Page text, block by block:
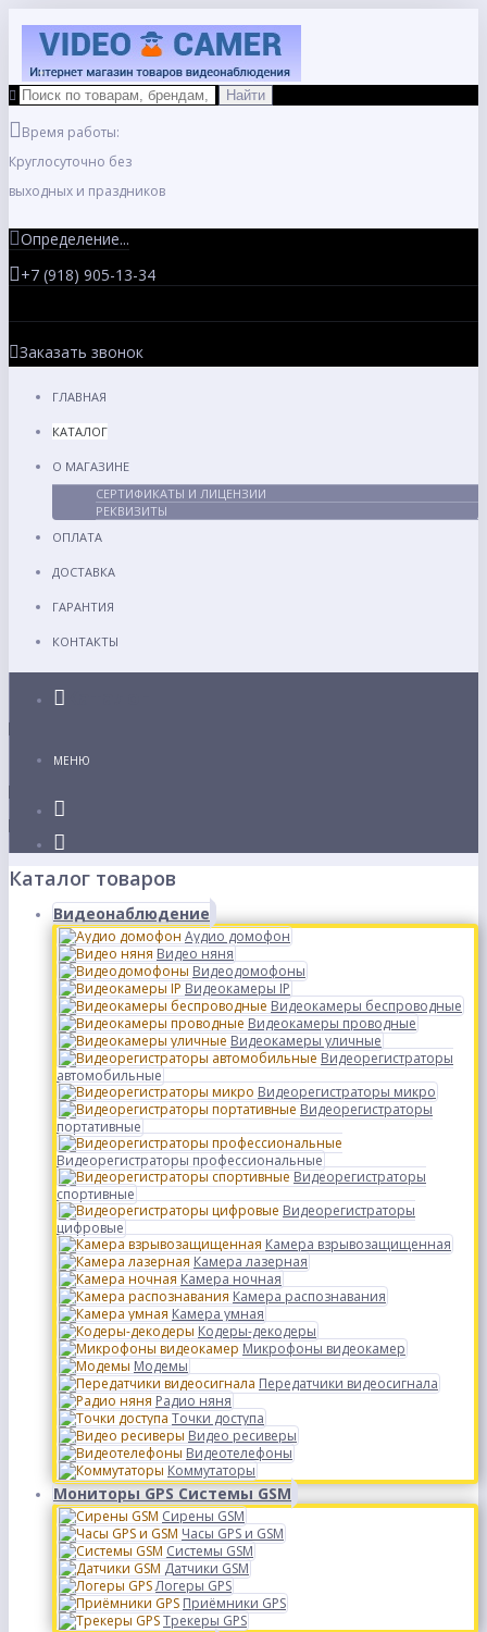
Время работы:
Круглосуточно без
выходных и праздников
Определение...
+7 (918) 905-13-34
Заказать звонок
ГЛАВНАЯ
КАТАЛОГ
О МАГАЗИНЕ
СЕРТИФИКАТЫ И ЛИЦЕНЗИИ
РЕКВИЗИТЫ
ОПЛАТА
ДОСТАВКА
ГАРАНТИЯ
КОНТАКТЫ
МЕНЮ
Каталог товаров
Видеонаблюдение
Аудио домофон
Видео няня
Видеодомофоны
Видеокамеры IP
Видеокамеры беспроводные
Видеокамеры проводные
Видеокамеры уличные
Видеорегистраторы
автомобильные
Видеорегистраторы микро
Видеорегистраторы
портативные
Видеорегистраторы профессиональные
Видеорегистраторы
спортивные
Видеорегистраторы
цифровые
Камера взрывозащищенная
Камера лазерная
Камера ночная
Камера распознавания
Камера умная
Кодеры-декодеры
Микрофоны видеокамер
Модемы
Передатчики видеосигнала
Радио няня
Точки доступа
Видео ресиверы
Видеотелефоны
Коммутаторы
Мониторы GPS Системы GSM
Сирены GSM
Часы GPS и GSM
Системы GSM
Датчики GSM
Логеры GPS
Приёмники GPS
Трекеры GPS